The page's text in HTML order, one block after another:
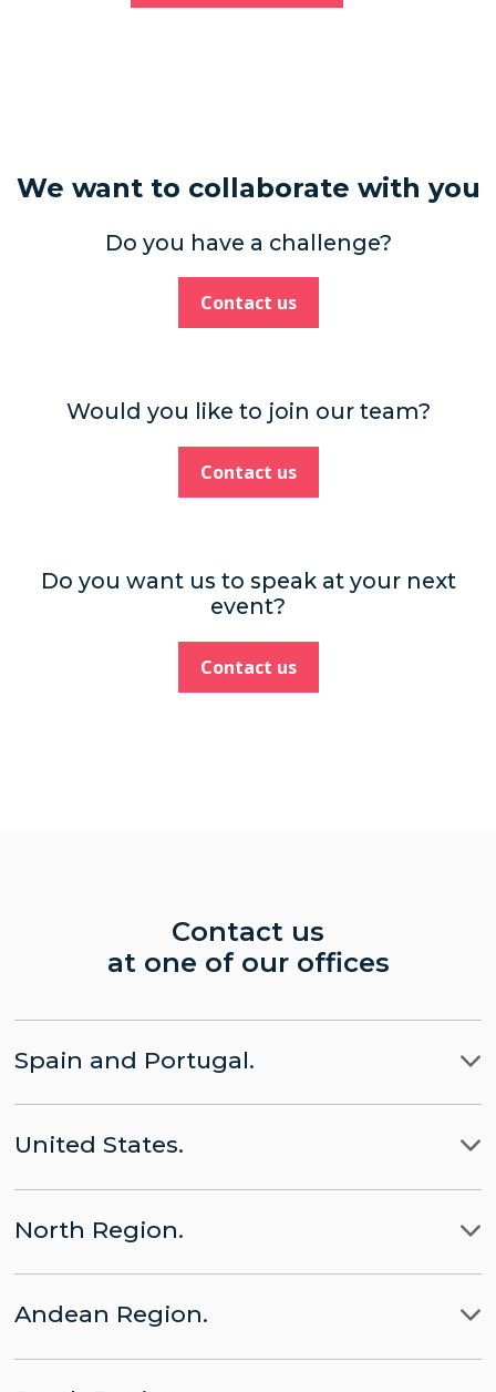
We want to collaborate with you
Do you have a challenge?
Contact us
Would you like to join our team?
Contact us
Do you want us to speak at your next
event?
Contact us
Contact us
at one of our offices
Spain and Portugal.
Madrid
CHINA part of LLYC
APACHE part of LLYC
Barcelona
Lisbon
Brussels
United States.
Miami
New York City
Washington, D.C.
North Region.
Ciudad de Mexico
Panamá
Santo Domingo
Andean Region.
Lima